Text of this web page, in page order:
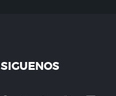
SIGUENOS